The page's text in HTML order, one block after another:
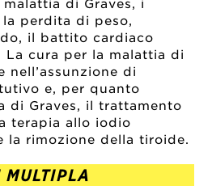
di Graves, i
perdita di peso,
il battito cardiaco
La cura per la malattia di
nell’assunzione di
e, per quanto
di Graves, il trattamento
terapia allo iodio
la rimozione della tiroide.
MULTIPLA